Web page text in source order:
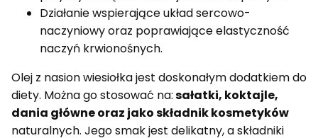
Działanie wspierające układ sercowo-
naczyniowy oraz poprawiające elastyczność
naczyń krwionośnych.
Olej z nasion wiesiołka jest doskonałym dodatkiem do
diety. Można go stosować na:sałatki, koktajle,
dania główne oraz jako składnik kosmetyków
naturalnych. Jego smak jest delikatny, a składniki